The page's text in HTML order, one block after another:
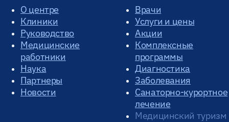
О центре
Клиники
Руководство
Медицинские
работники
Наука
Партнеры
Новости
Врачи
Услуги и цены
Акции
Комплексные
программы
Диагностика
Заболевания
Санаторно-курортное
лечение
Медицинский туризм